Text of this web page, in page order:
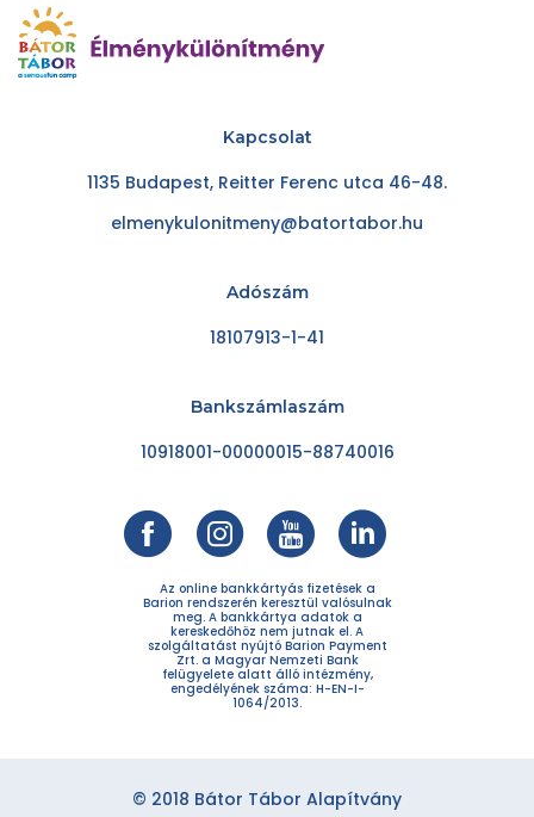
Kapcsolat
1135 Budapest, Reitter Ferenc utca 46-48.
elmenykulonitmeny@batortabor.hu
Adószám
18107913-1-41
Bankszámlaszám
10918001-00000015-88740016
Az online bankkártyás fizetések a
Barion rendszerén keresztül valósulnak
meg. A bankkártya adatok a
kereskedőhöz nem jutnak el. A
szolgáltatást nyújtó Barion Payment
Zrt. a Magyar Nemzeti Bank
felügyelete alatt álló intézmény,
engedélyének száma: H-EN-I-
1064/2013.
© 2018 Bátor Tábor Alapítvány